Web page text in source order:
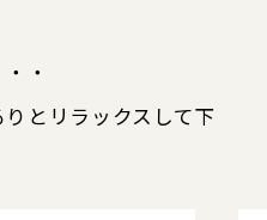
・
とリラックスして下